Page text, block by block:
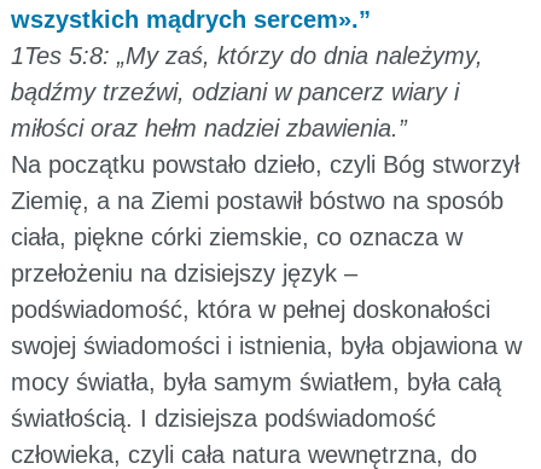
wszystkich mądrych sercem».”
1Tes 5:8: „My zaś, którzy do dnia należymy,
bądźmy trzeźwi, odziani w pancerz wiary i
miłości oraz hełm nadziei zbawienia.”
Na początku powstało dzieło, czyli Bóg stworzył
Ziemię, a na Ziemi postawił bóstwo na sposób
ciała, piękne córki ziemskie, co oznacza w
przełożeniu na dzisiejszy język –
podświadomość, która w pełnej doskonałości
swojej świadomości i istnienia, była objawiona w
mocy światła, była samym światłem, była całą
światłością. I dzisiejsza podświadomość
człowieka, czyli cała natura wewnętrzna, do